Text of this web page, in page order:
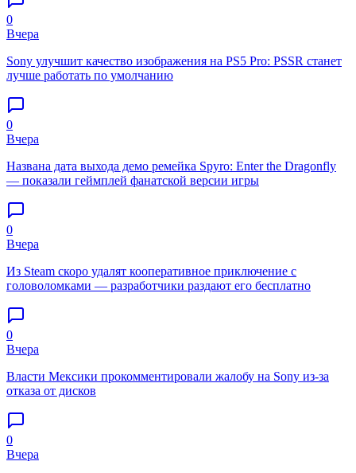
0
Вчера
Sony улучшит качество изображения на PS5 Pro: PSSR станет
лучше работать по умолчанию
0
Вчера
Названа дата выхода демо ремейка Spyro: Enter the Dragonfly
— показали геймплей фанатской версии игры
0
Вчера
Из Steam скоро удалят кооперативное приключение с
головоломками — разработчики раздают его бесплатно
0
Вчера
Власти Мексики прокомментировали жалобу на Sony из-за
отказа от дисков
0
Вчера